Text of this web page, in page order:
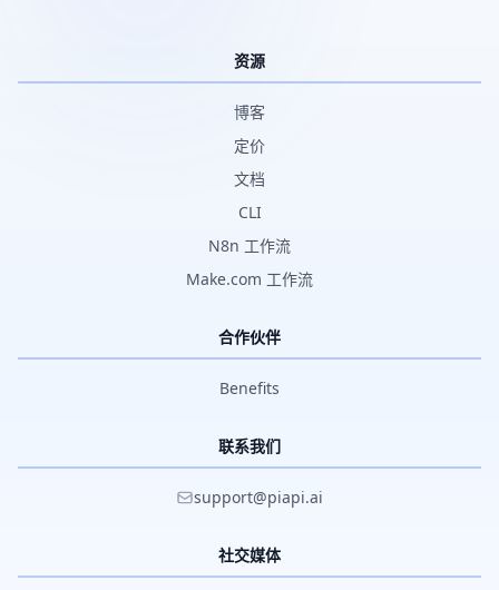
资源
博客
定价
文档
CLI
N8n 工作流
Make.com 工作流
合作伙伴
Benefits
联系我们
support@piapi.ai
社交媒体